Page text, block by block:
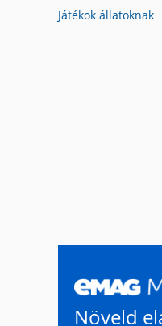
Játékok állatoknak
Növeld